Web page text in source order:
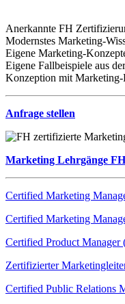
Anerkannte FH
Modernstes Marketing-
Eigene Marketing-
Eigene Fallbeispiele aus
Konzeption mit
Anfrage stellen
Marketing Lehrgänge FH
Certified Marketing
Certified Marketing
Certified Product Manager
Zertifizierter
Certified Public Relations